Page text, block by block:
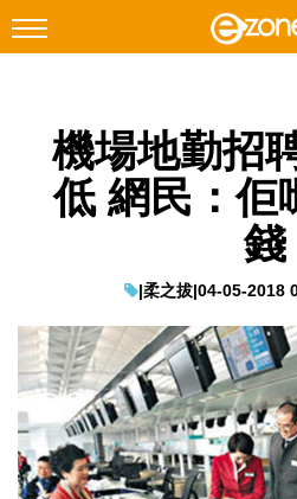
Facebook Instagram
科技焦點
教學評測
EduTech
IT Times
生成式AI與雲端應用
機場地勤招
低 網民：佢
錢
|柔之拔|04-05-2018